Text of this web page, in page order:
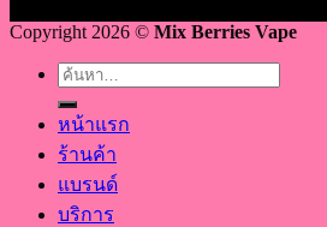
Copyright 2026 © Mix Berries Vape
ค้นหา:
หน้าแรก
ร้านค้า
แบรนด์
บริการ